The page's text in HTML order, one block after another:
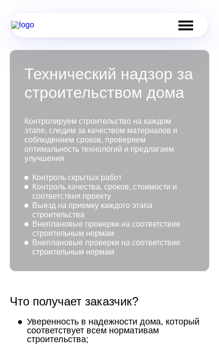
Технический надзор за
строительством дома
Контролируем строительство на каждом
этапе, следим за качеством материалов и
соблюдением сроков, проверяем
оптимальность технологий и предлагаем
улучшения
Контроль скрытых работ
Контроль качества, сроков, стоимости и
соответствия проекту
Выезд на приемку каждого этапа
строительства
Внеплановые проверки на соответствие
строительным нормам
Внеплановые проверки на соответствие
строительным нормам
Что получает заказчик?
Уверенность в надежности дома, который
соответствует всем нормативам
строительства;